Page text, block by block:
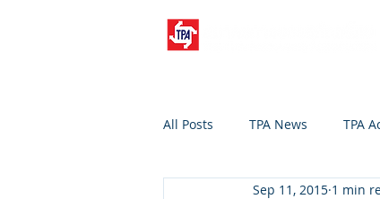
All Posts TPA News TPA
Sep 11, 2015 1 min